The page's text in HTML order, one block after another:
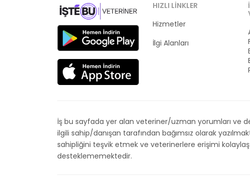
HIZLI LINKLER
Hizmetler
İlgi Alanları
İş bu sayfada yer alan veteriner/uzman yorumları ve
ilgili sahip/danışan tarafından bağımsız olarak
sahipliğini teşvik etmek ve veterinerlere erişimi
desteklememektedir.